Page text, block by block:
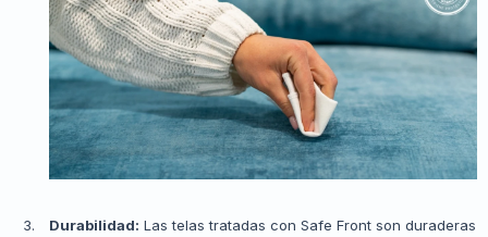
Durabilidad: Las telas tratadas con Safe Front son duraderas